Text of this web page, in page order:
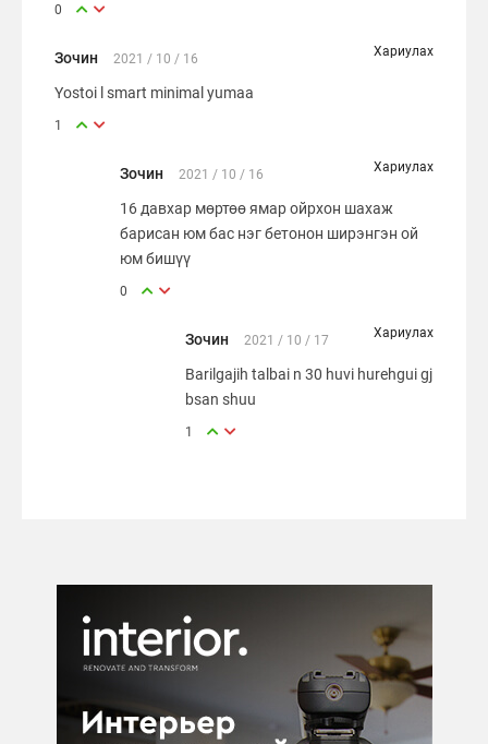
0
Зочин 2021 / 10 / 16 Хариулах
Yostoi l smart minimal yumaa
1
Зочин 2021 / 10 / 16 Хариулах
16 давхар мөртөө ямар ойрхон шахаж
барисан юм бас нэг бетонон ширэнгэн ой
юм бишүү
0
Зочин 2021 / 10 / 17 Хариулах
Barilgajih talbai n 30 huvi hurehgui gj
bsan shuu
1